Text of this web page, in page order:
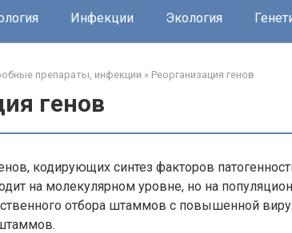
Инфекции Экология
препараты, инфекции » Реорганизация генов
генов
кодирующих синтез факторов
на молекулярном уровне, но на
отбора штаммов с повышенной